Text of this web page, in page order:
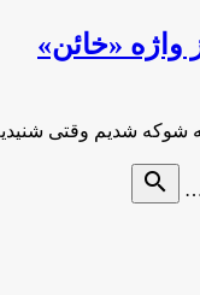
واژه «خائن»
شوکه شدیم وقتی
search